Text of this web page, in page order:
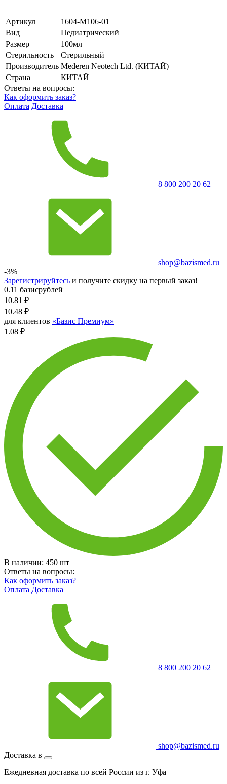
Артикул
1604-M106-01
Вид
Педиатрический
Размер
100мл
Стерильность
Стерильный
Производитель Mederen Neotech Ltd. (КИТАЙ)
Страна
КИТАЙ
Ответы на вопросы:
Как оформить заказ?
Оплата Доставка
8 800 200 20 62
shop@bazismed.ru
-3%
Зарегистрируйтесь и получите скидку на первый заказ!
0.11 базисрублей
10.81 ₽
10.48 ₽
для клиентов «Базис Премиум»
1.08 ₽
В наличии: 450 шт
Ответы на вопросы:
Как оформить заказ?
Оплата Доставка
8 800 200 20 62
shop@bazismed.ru
Доставка в
Ежедневная доставка по всей России из г. Уфа